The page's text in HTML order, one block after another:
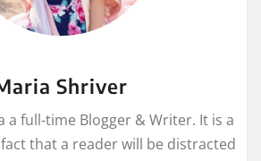
Shriver
a full-time Blogger & Writer. It is a
that a reader will be distracted